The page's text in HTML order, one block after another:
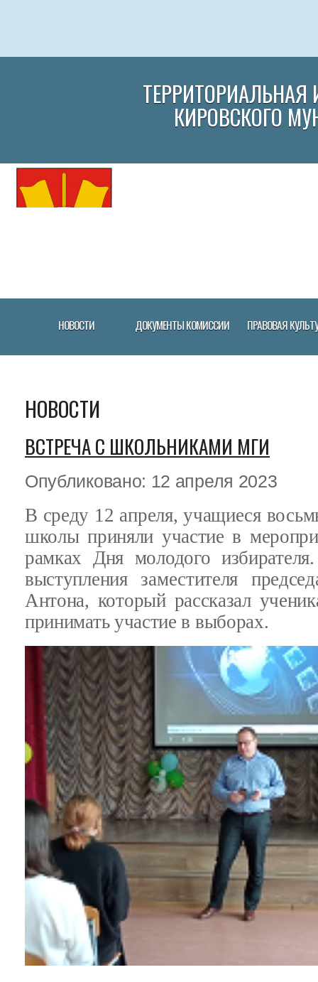
КИРОВСКОГО
НОВОСТИ ДОКУМЕНТЫ КОМИССИИ ПРАВОВАЯ
НОВОСТИ
ВСТРЕЧА С ШКОЛЬНИКАМИ МГИ
Опубликовано: 12 апреля 2023
В среду 12 апреля, учащиеся
школы приняли участие в
рамках Дня молодого
выступления заместителя
Антона, который рассказал
принимать участие в выборах.